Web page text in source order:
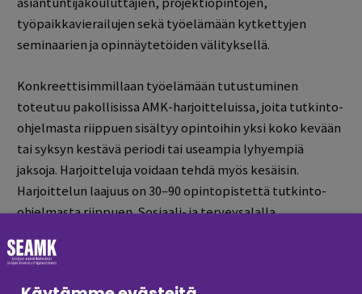
työpaikkavierailujen sekä työelämään kytkettyjen
seminaarien ja opinnäytetöiden välityksellä.
Konkreettisimmillaan työelämään tutustuminen
toteutuu pakollisissa AMK-harjoitteluissa, joita tutkinto-
ohjelmasta riippuen sisältyy opintoihin yksi koko kevään
tai syksyn kestävä periodi tai useampia lyhyempiä
jaksoja. Harjoitteluja voidaan tehdä myös kesäisin.
Harjoittelun laajuus on 30–90 opintopistettä tutkinto-
ohjelmasta riippuen. Sosiaali- ja terveysalalla
merkittävä. Eri harjoittelujen tavoitteet, sisältö ja